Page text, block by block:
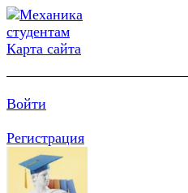
Карта сайта
Войти
Регистрация